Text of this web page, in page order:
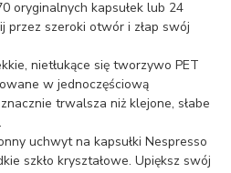
oryginalnych kapsułek lub 24
przez szeroki otwór i złap swój
nietłukące się tworzywo PET
w jednoczęściową
trwalsza niż klejone, słabe
uchwyt na kapsułki Nespresso
szkło kryształowe. Upiększ swój